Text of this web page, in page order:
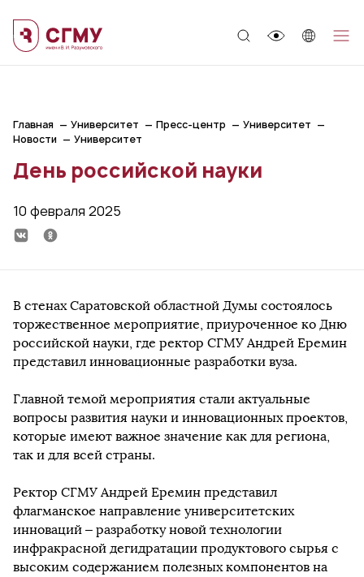
Главная Университет Пресс-центр
Университет
Новости
Университет
День российской науки
10 февраля 2025
В стенах Саратовской областной Думы состоялось
торжественное мероприятие, приуроченное ко Дню
российской науки, где ректор СГМУ Андрей Еремин
представил инновационные разработки вуза.
Главной темой мероприятия стали актуальные
вопросы развития науки и инновационных проектов,
которые имеют важное значение как для региона,
так и для всей страны.
Ректор СГМУ Андрей Еремин представил
флагманское направление университетских
инноваций – разработку новой технологии
инфракрасной дегидратации продуктового сырья с
высоким содержанием полезных компонентов на